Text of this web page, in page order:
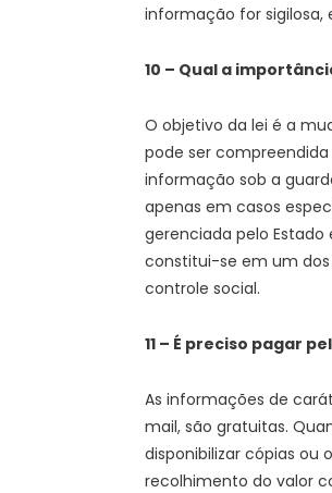
informação for sigilosa,
10 – Qual a
O objetivo da lei é a
pode ser
informação sob a
apenas em casos
gerenciada pelo
constitui-se em um
controle social.
11 – É preciso pagar
As informações de
mail, são gratuitas.
disponibilizar cópias ou
recolhimento do valor